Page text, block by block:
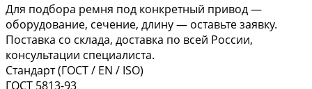
Для подбора ремня под конкретный привод —
оборудование, сечение, длину — оставьте заявку.
Поставка со склада, доставка по всей России,
консультации специалиста.
Стандарт (ГОСТ / EN / ISO)
ГОСТ 5813-93